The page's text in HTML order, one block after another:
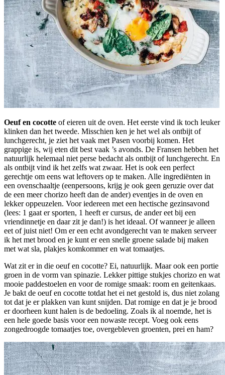
Oeuf en cocotte of eieren uit de oven. Het eerste vind ik toch leuker
klinken dan het tweede. Misschien ken je het wel als ontbijt of
lunchgerecht, je ziet het vaak met Pasen voorbij komen. Het
grappige is, wij eten dit best vaak ’s avonds. De Fransen hebben het
natuurlijk helemaal niet perse bedacht als ontbijt of lunchgerecht. En
als ontbijt vind ik het zelfs wat zwaar. Het is ook een perfect
gerechtje om eens wat leftovers op te maken. Alle ingrediënten in
een ovenschaaltje (eenpersoons, krijg je ook geen geruzie over dat
de een meer chorizo heeft dan de ander) eventjes in de oven en
lekker oppeuzelen. Voor iedereen met een hectische gezinsavond
(lees: 1 gaat er sporten, 1 heeft er cursus, de ander eet bij een
vriendinnetje en daar zit je dan!) is het ideaal. Of wanneer je alleen
eet of juist niet! Om er een echt avondgerecht van te maken serveer
ik het met brood en je kunt er een snelle groene salade bij maken
met wat sla, plakjes komkommer en wat tomaatjes.
Wat zit er in die oeuf en cocotte? Ei, natuurlijk. Maar ook een portie
groen in de vorm van spinazie. Lekker pittige stukjes chorizo en wat
mooie paddestoelen en voor de romige smaak: room en geitenkaas.
Je bakt de oeuf en cocotte totdat het ei net gestold is, dus niet zolang
tot dat je er plakken van kunt snijden. Dat romige en dat je je brood
er doorheen kunt halen is de bedoeling. Zoals ik al noemde, het is
een hele goede basis voor een nowaste recept. Voeg ook eens
zongedroogde tomaatjes toe, overgebleven groenten, prei en ham?